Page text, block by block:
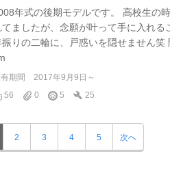
年式の後期モデルです。 高校生の
てましたが、念願が叶って手に入れる
振りの二輪に、戸惑いを隠せません笑
期間
2017年9月9日～
56
0 5 25
2 3 4 5 次へ